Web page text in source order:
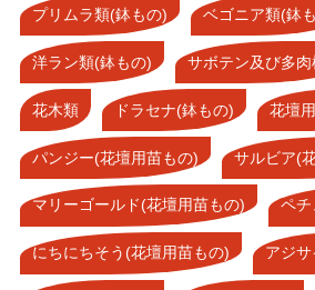
プリムラ類(鉢もの) ベゴニア類(鉢
洋ラン類(鉢もの) サボテン及び多肉
花木類 ドラセナ(鉢もの) 花壇
パンジー(花壇用苗もの) サルビア(
マリーゴールド(花壇用苗もの) ペチ
にちにちそう(花壇用苗もの) アジ